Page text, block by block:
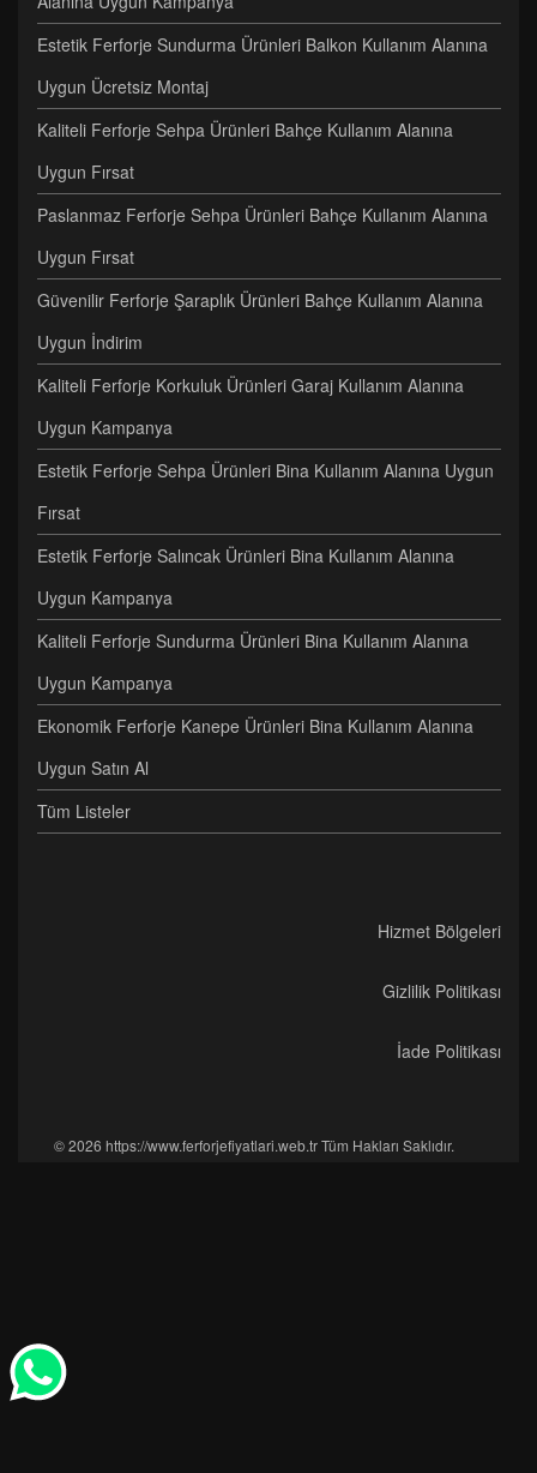
Estetik Ferforje Sundurma Ürünleri Balkon Kullanım Alanına
Uygun Ücretsiz Montaj
Kaliteli Ferforje Sehpa Ürünleri Bahçe Kullanım Alanına
Uygun Fırsat
Paslanmaz Ferforje Sehpa Ürünleri Bahçe Kullanım Alanına
Uygun Fırsat
Güvenilir Ferforje Şaraplık Ürünleri Bahçe Kullanım Alanına
Uygun İndirim
Kaliteli Ferforje Korkuluk Ürünleri Garaj Kullanım Alanına
Uygun Kampanya
Estetik Ferforje Sehpa Ürünleri Bina Kullanım Alanına Uygun
Fırsat
Estetik Ferforje Salıncak Ürünleri Bina Kullanım Alanına
Uygun Kampanya
Kaliteli Ferforje Sundurma Ürünleri Bina Kullanım Alanına
Uygun Kampanya
Ekonomik Ferforje Kanepe Ürünleri Bina Kullanım Alanına
Uygun Satın Al
Tüm Listeler
Hizmet Bölgeleri
Gizlilik Politikası
İade Politikası
© 2026 https://www.ferforjefiyatlari.web.tr Tüm Hakları Saklıdır.